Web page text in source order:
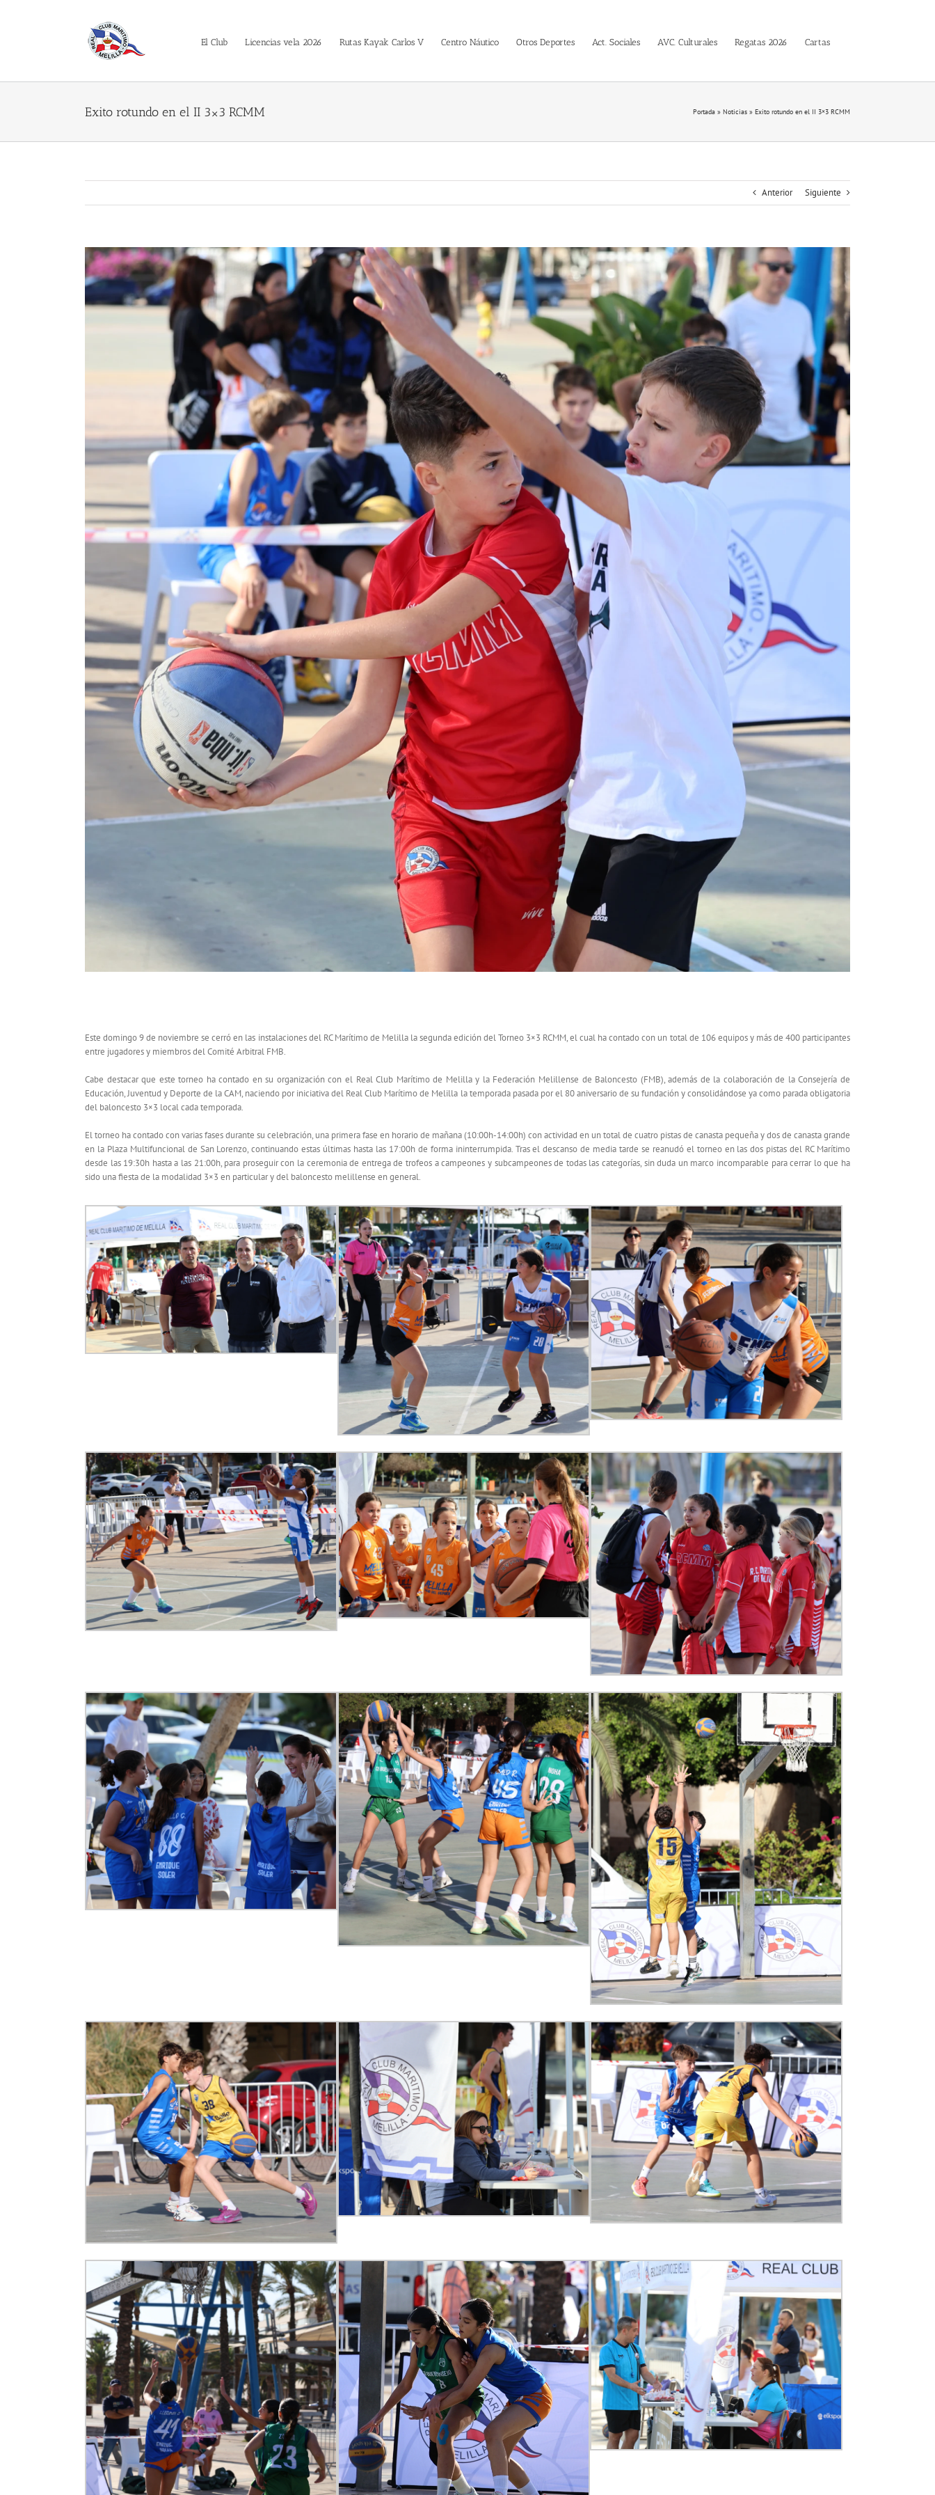
El Club Licencias vela 2026 Rutas Kayak Carlos V Centro Náutico Otros Deportes Act. Sociales AVC. Culturales Regatas 2026 Cartas
Exito rotundo en el II 3×3 RCMM Portada » Noticias » Exito rotundo en el II 3×3 RCMM
Anterior Siguiente
Ver
imagen
más
grande
Este domingo 9 de noviembre se cerró en las instalaciones del RC Marítimo de Melilla la segunda edición del Torneo 3×3 RCMM, el cual ha contado con un total de 106 equipos y más de 400 participantes
entre jugadores y miembros del Comité Arbitral FMB.
Cabe destacar que este torneo ha contado en su organización con el Real Club Marítimo de Melilla y la Federación Melillense de Baloncesto (FMB), además de la colaboración de la Consejería de
Educación, Juventud y Deporte de la CAM, naciendo por iniciativa del Real Club Marítimo de Melilla la temporada pasada por el 80 aniversario de su fundación y consolidándose ya como parada obligatoria
del baloncesto 3×3 local cada temporada.
El torneo ha contado con varias fases durante su celebración, una primera fase en horario de mañana (10:00h-14:00h) con actividad en un total de cuatro pistas de canasta pequeña y dos de canasta grande
en la Plaza Multifuncional de San Lorenzo, continuando estas últimas hasta las 17:00h de forma ininterrumpida. Tras el descanso de media tarde se reanudó el torneo en las dos pistas del RC Marítimo
desde las 19:30h hasta a las 21:00h, para proseguir con la ceremonia de entrega de trofeos a campeones y subcampeones de todas las categorías, sin duda un marco incomparable para cerrar lo que ha
sido una fiesta de la modalidad 3×3 en particular y del baloncesto melillense en general.